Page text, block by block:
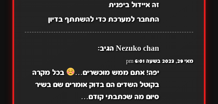
זה איידול ביפנית
התחבר למערכת כדי להשתתף בדיון
Nezuko chan הגיב:
מאי 29, 2023 בשעה 6:01 pm
יפה! אתם ממש מוכשרים…⁦
⁩ בכל מקרה
בקוטל השדים הם בדוק אומרים שם בשיר
סיום מה שכתבתי קודם…